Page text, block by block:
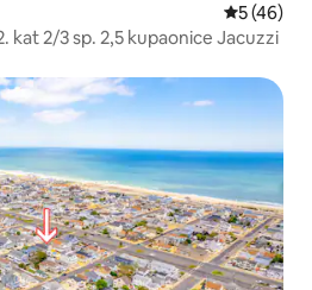
Prosječna
5 (46)
kat 2/3 sp. 2,5 kupaonice Jacuzzi
s oznakom „Odabrali gosti”